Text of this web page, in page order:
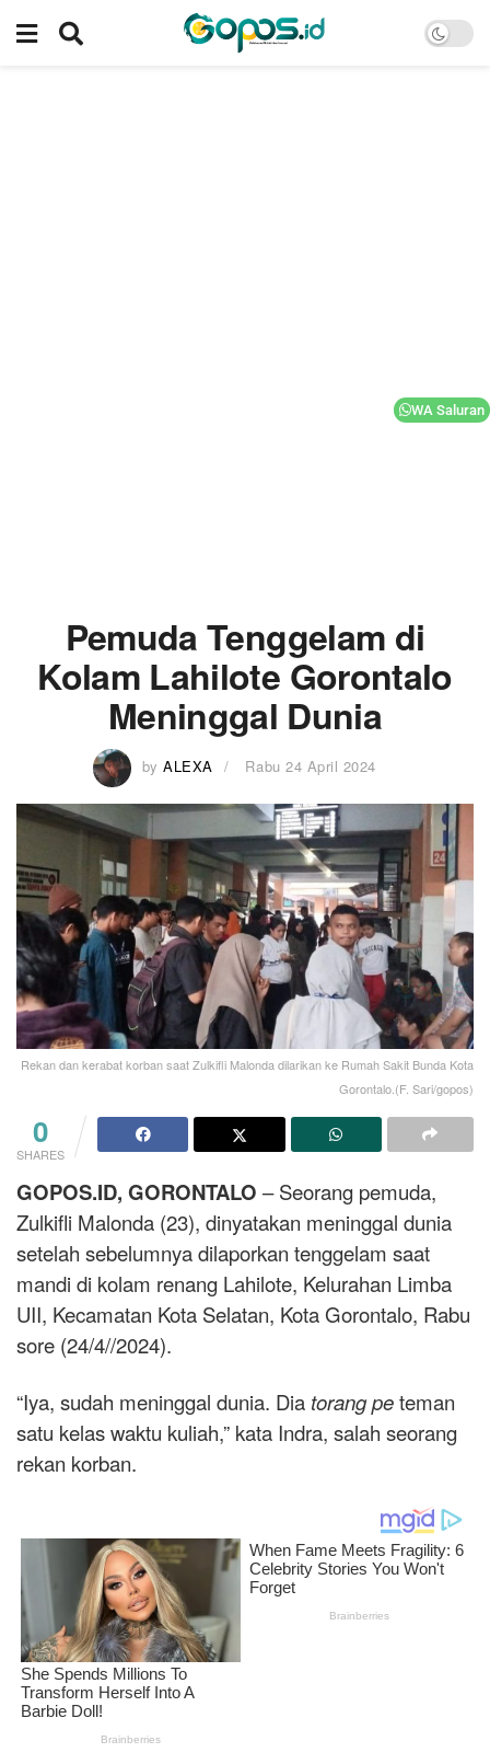
Pemuda Tenggelam di
Kolam Lahilote Gorontalo
Meninggal Dunia
by ALEXA Rabu 24 April 2024
Rekan dan kerabat korban saat Zulkifli Malonda dilarikan ke Rumah Sakit Bunda Kota
Gorontalo.(F. Sari/gopos)
0
SHARES
GOPOS.ID, GORONTALO – Seorang pemuda,
Zulkifli Malonda (23), dinyatakan meninggal dunia
setelah sebelumnya dilaporkan tenggelam saat
mandi di kolam renang Lahilote, Kelurahan Limba
UII, Kecamatan Kota Selatan, Kota Gorontalo, Rabu
sore (24/4//2024).
“Iya, sudah meninggal dunia. Dia torang peteman
satu kelas waktu kuliah,” kata Indra, salah seorang
rekan korban.
WA Saluran